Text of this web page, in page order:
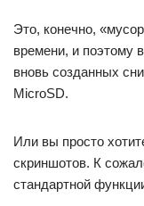
Это, конечно,
времени, и поэтому
вновь созданных
MicroSD.
Или вы просто
скриншотов. К
стандартной